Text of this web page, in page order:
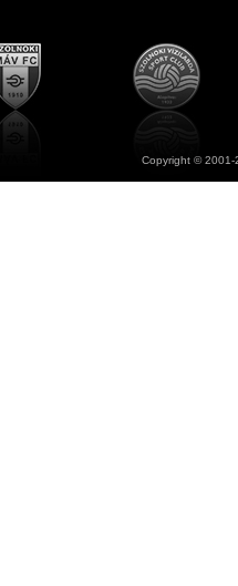
Copyright ©